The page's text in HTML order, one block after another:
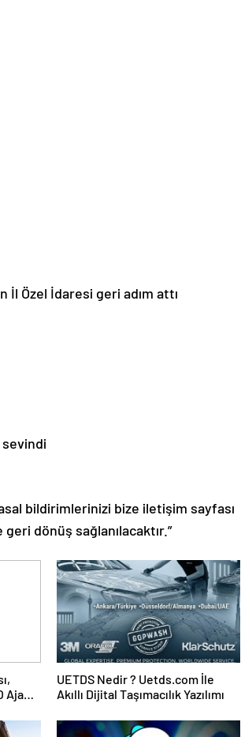
İl Özel İdaresi geri adım attı
sevindi
bildirimlerinizi bize iletişim sayfası
dönüş sağlanılacaktır.”
UETDS Nedir ? Uetds.com İle
Akıllı Dijital Taşımacılık Yazılımı